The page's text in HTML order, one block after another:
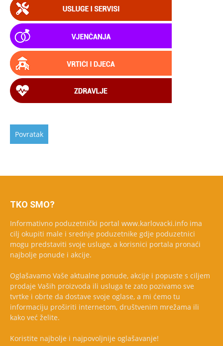
TKO SMO?
Informativno poduzetnički portal www.karlovacki.info ima
cilj okupiti male i srednje poduzetnike gdje poduzetnici
mogu predstaviti svoje usluge, a korisnici portala pronaći
najbolje ponude i akcije.
Oglašavamo Vaše aktualne ponude, akcije i popuste s ciljem
prodaje Vaših proizvoda ili usluga te zato pozivamo sve
tvrtke i obrte da dostave svoje oglase, a mi ćemo tu
informaciju proširiti internetom, društvenim mrežama ili
kako već želite.
Koristite najbolje i najpovoljnije oglašavanje!